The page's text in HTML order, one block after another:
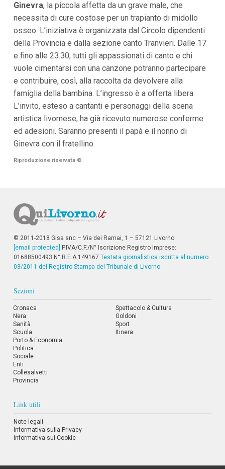
n
c
p
a
i
V
a
a
l
e
n
P
i
a
l
e
a
i
i
n
n
o
Ginevra, la piccola affetta da un grave male, che
necessita di cure costose per un trapianto di midollo
osseo. L’iniziativa è organizzata dal Circolo dipendenti
della Provincia e dalla sezione canto Tranvieri. Dalle 17
e fino alle 23.30, tutti gli appassionati di canto e chi
vuole cimentarsi con una canzone potranno partecipare
e contribuire, così, alla raccolta da devolvere alla
famiglia della bambina. L’ingresso è a offerta libera.
L’invito, esteso a cantanti e personaggi della scena
artistica livornese, ha già ricevuto numerose conferme
ed adesioni. Saranno presenti il papà e il nonno di
Ginevra con il fratellino.
Riproduzione riservata ©
© 2011-2018 Gisa snc – Via dei Ramai, 1 – 57121 Livorno
[email protected]
P.IVA/C.F./N° Iscrizione Registro Imprese:
01688500493 N° R.E.A 149167 Testata giornalistica iscritta al numero
03/2011 del Registro Stampa del Tribunale di Livorno
Sezioni
Cronaca
Nera
Sanità
Scuola
Porto & Economia
Politica
Sociale
Enti
Collesalvetti
Provincia
Spettacolo & Cultura
Goldoni
Sport
Itinera
Link utili
Note legali
Informativa sulla Privacy
Informativa sui Cookie